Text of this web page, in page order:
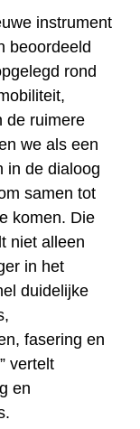
instrument
beoordeeld
rond
de ruimere
we als een
in de dialoog
samen tot
komen. Die
niet alleen
in het
duidelijke
fasering en
vertelt
en